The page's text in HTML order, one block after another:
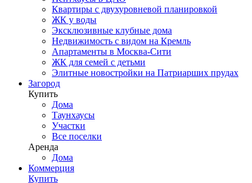
Квартиры с двухуровневой планировкой
ЖК у воды
Эксклюзивные клубные дома
Недвижимость с видом на Кремль
Апартаменты в Москва-Сити
ЖК для семей с детьми
Элитные новостройки на Патриарших прудах
Загород
Купить
Дома
Таунхаусы
Участки
Все поселки
Аренда
Дома
Коммерция
Купить